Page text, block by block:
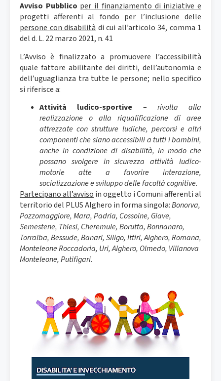
Avviso Pubblico per il finanziamento di iniziative e
progetti afferenti al fondo per l’inclusione delle
persone con disabilità di cui all’articolo 34, comma 1
del d. L. 22 marzo 2021, n. 41
L’Avviso è finalizzato a promuovere l’accessibilità
quale fattore abilitante dei diritti, dell’autonomia e
dell’uguaglianza tra tutte le persone; nello specifico
si riferisce a:
Attività ludico-sportive – rivolta alla
realizzazione o alla riqualificazione di aree
attrezzate con strutture ludiche, percorsi e altri
componenti che siano accessibili a tutti i bambini,
anche in condizione di disabilità, in modo che
possano svolgere in sicurezza attività ludico-
motorie atte a favorire interazione,
socializzazione e sviluppo delle facoltà cognitive.
Partecipano all’avviso in oggetto i Comuni afferenti al
territorio del PLUS Alghero in forma singola:Bonorva,
Pozzomaggiore, Mara, Padria, Cossoine, Giave,
Semestene, Thiesi, Cheremule, Borutta, Bonnanaro,
Torralba, Bessude, Banari, Siligo, Ittiri, Alghero, Romana,
Monteleone Roccadoria, Uri, Alghero, Olmedo, Villanova
Monteleone, Putifigari.